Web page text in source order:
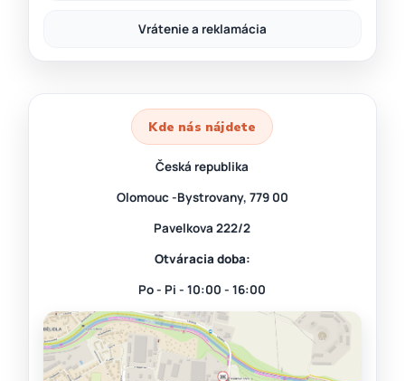
Vrátenie a reklamácia
Kde nás nájdete
Česká republika
Olomouc -Bystrovany, 779 00
Pavelkova 222/2
Otváracia doba:
Po - Pi - 10:00 - 16:00